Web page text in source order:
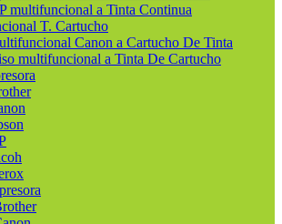
multifuncional a Tinta Continua
T. Cartucho
Canon a Cartucho De Tinta
multifuncional a Tinta De Cartucho